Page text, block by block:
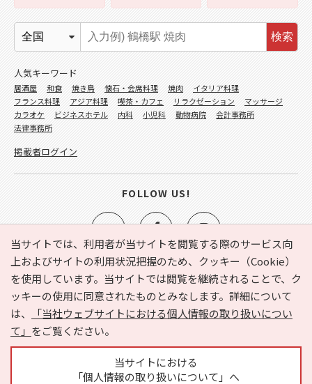
当サイトでは、利用者が当サイトを閲覧する際のサービス向
上およびサイトの利用状況把握のため、クッキー（Cookie）
を使用しています。当サイトでは閲覧を継続されることで、ク
ッキーの使用に同意されたものとみなします。詳細について
は、
「当社ウェブサイトにおける個人情報の取り扱いについ
て」 をご覧ください。
当サイトにおける
「個人情報の取り扱いについて」へ
e-NAVITA（イーナビタ）とは？ お気に入り
ヘルプ
利用規約
個人情報の取り扱いについて
運営会社
サイトマップ
広告掲載に関するお問い合わせ
検索
人気キーワード
居酒屋 和食 焼き鳥 懐石・会席料理 焼肉
イタリア料理
フランス料理
アジア料理 喫茶・カフェ リラクゼーション
マッサージ
カラオケ
ビジネスホテル 内科 小児科 動物病院
会計事務所
法律事務所
掲載者ログイン
FOLLOW US!